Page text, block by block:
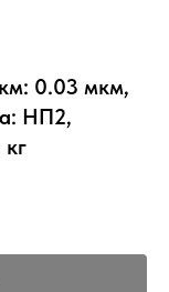
0.03 мкм,
НП2,